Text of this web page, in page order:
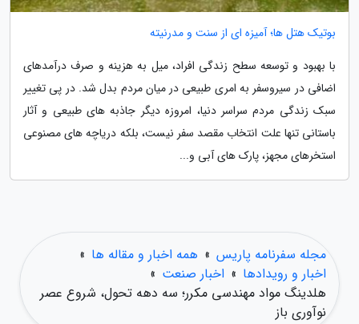
بوتیک هتل ها؛ آمیزه ای از سنت و مدرنیته
با بهبود و توسعه سطح زندگی افراد، میل به هزینه و صرف درآمدهای
اضافی در سیروسفر به امری طبیعی در میان مردم بدل شد. در پی تغییر
سبک زندگی مردم سراسر دنیا، امروزه دیگر جاذبه های طبیعی و آثار
باستانی تنها علت انتخاب مقصد سفر نیست، بلکه دریاچه های مصنوعی
استخرهای مجهز، پارک های آبی و...
مجله سفرنامه پاریس » همه اخبار و مقاله ها »
اخبار و رویدادها » اخبار صنعت »
هلدینگ مواد مهندسی مکرر؛ سه دهه تحول، شروع عصر
نوآوری باز